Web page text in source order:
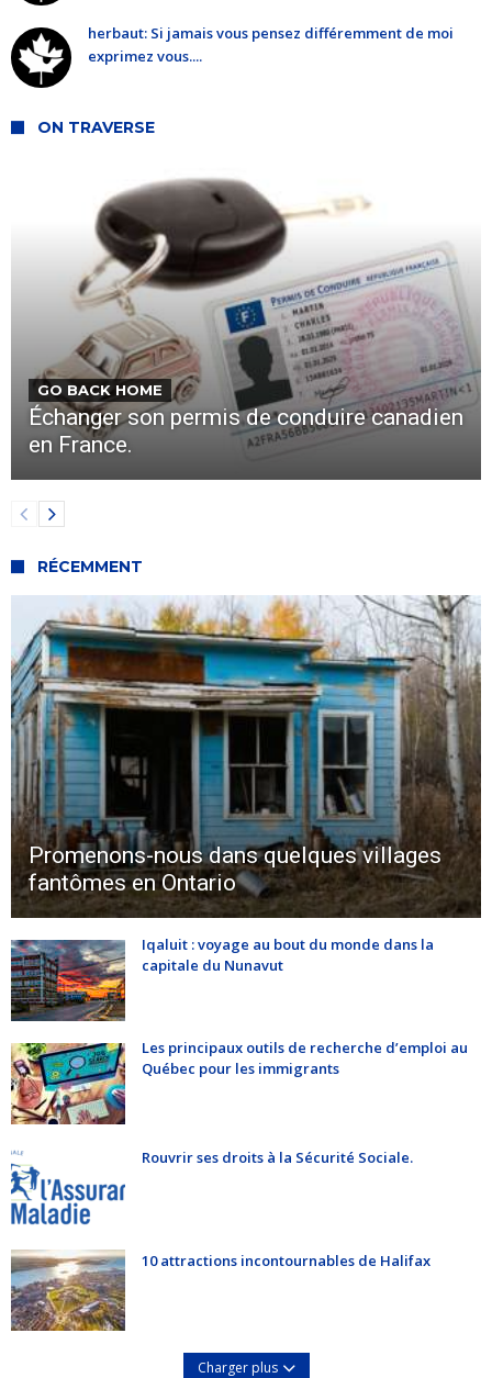
herbaut: Si jamais vous pensez différemment de moi
exprimez vous....
ON TRAVERSE
GO BACK HOME
Échanger son permis de conduire canadien
en France.
RÉCEMMENT
Promenons-nous dans quelques villages
fantômes en Ontario
Iqaluit : voyage au bout du monde dans la
capitale du Nunavut
Les principaux outils de recherche d’emploi au
Québec pour les immigrants
Rouvrir ses droits à la Sécurité Sociale.
10 attractions incontournables de Halifax
Charger plus